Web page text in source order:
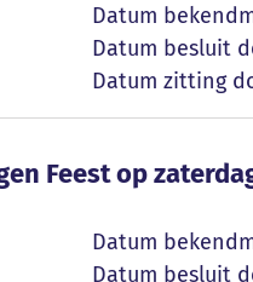
Datum
Datum besluit
Datum zitting
Feest op
Feest op
Datum
Datum besluit